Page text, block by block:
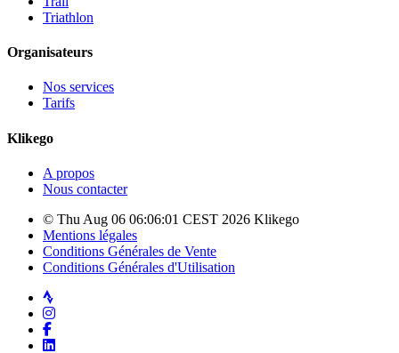
Triathlon
Organisateurs
Nos services
Tarifs
Klikego
A propos
Nous contacter
© Thu Aug 06 06:06:01 CEST 2026 Klikego
Mentions légales
Conditions Générales de Vente
Conditions Générales d'Utilisation
Strava
Instagram
Facebook
LinkedIn